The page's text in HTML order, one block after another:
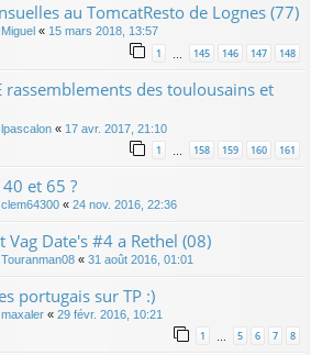
au TomcatResto de Lognes (77)
Miguel « 15 mars 2018, 13:57
1 145 146 147 148
rassemblements des toulousains et
lpascalon « 17 avr. 2017, 21:10
1 158 159 160 161
et 65 ?
clem64300 « 24 nov. 2016, 22:36
Vag Date's #4 a Rethel (08)
Touranman08 « 31 août 2016, 01:01
portugais sur TP :)
maxaler « 29 févr. 2016, 10:21
1 5 6 7 8